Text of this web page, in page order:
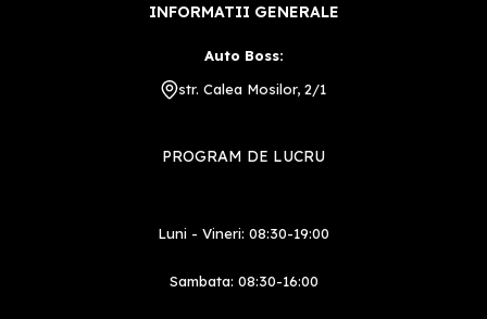
INFORMATII GENERALE
Auto Boss:
str. Calea Mosilor, 2/1
PROGRAM DE LUCRU
Luni - Vineri: 08:30-19:00
Sambata: 08:30-16:00